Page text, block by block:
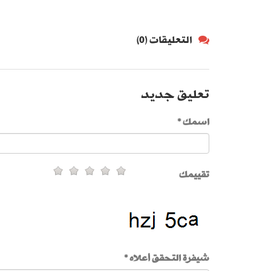
التعليقات (0)
تعليق جديد
اسمك *
تقييمك
شيفرة التحقق أعلاه *